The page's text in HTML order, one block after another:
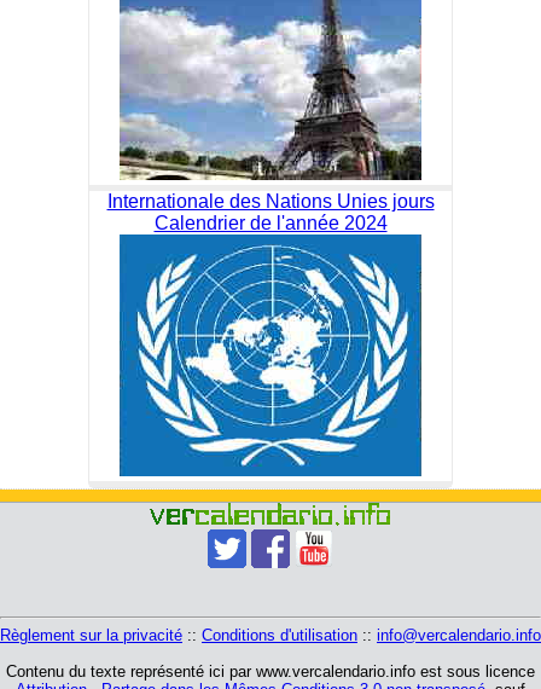
Internationale des Nations Unies jours
Calendrier de l'année 2024
Règlement sur la privacité :: Conditions d'utilisation :: info@vercalendario.info
Contenu du texte représenté ici par www.vercalendario.info est sous licence